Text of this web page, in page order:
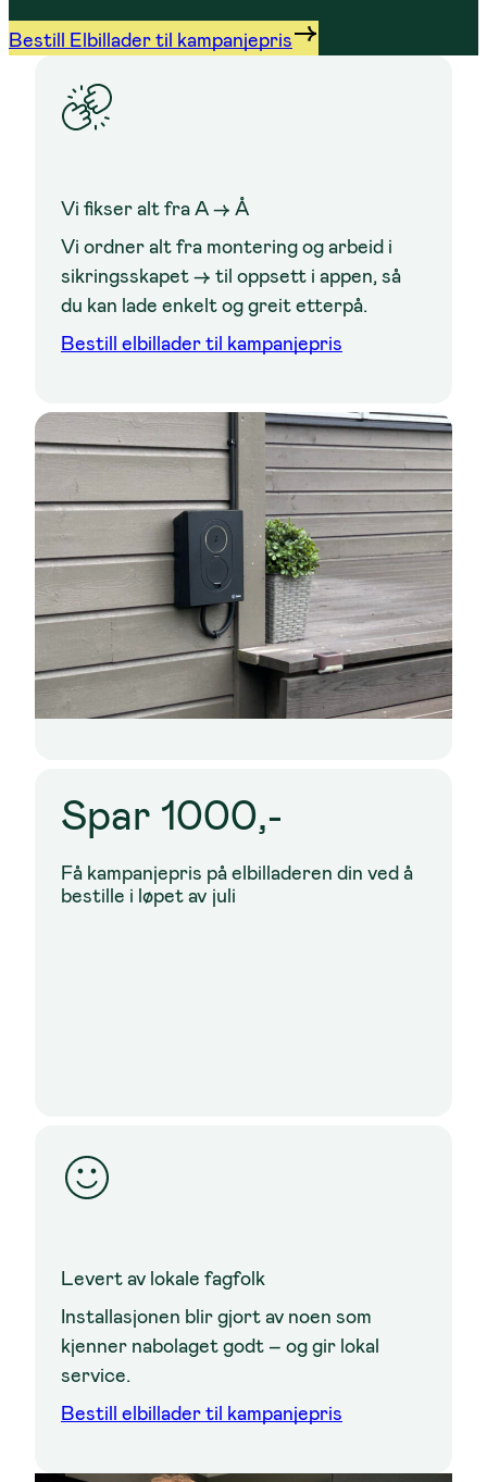
Bestill Elbillader til kampanjepris
Vi fikser alt fra A -> Å
Vi ordner alt fra montering og arbeid i
sikringsskapet -> til oppsett i appen, så
du kan lade enkelt og greit etterpå.
Bestill elbillader til kampanjepris
Spar 1000,-
Få kampanjepris på elbilladeren din ved å
bestille i løpet av juli
Levert av lokale fagfolk
Installasjonen blir gjort av noen som
kjenner nabolaget godt – og gir lokal
service.
Bestill elbillader til kampanjepris